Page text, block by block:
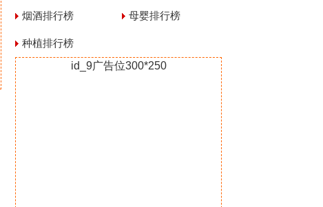
烟酒排行榜 母婴排行榜
种植排行榜
id_9广告位300*250